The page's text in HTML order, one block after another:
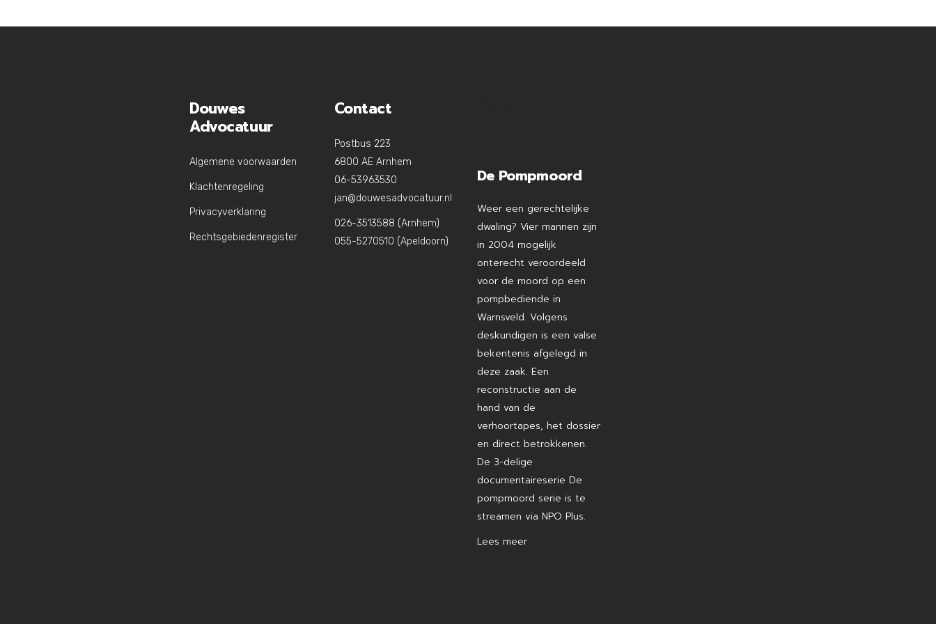
Douwes
Advocatuur
Algemene voorwaarden
Klachtenregeling
Privacyverklaring
Rechtsgebiedenregister
Contact
Postbus 223
6800 AE Arnhem
06-53963530
jan@douwesadvocatuur.nl
026-3513588 (Arnhem)
055-5270510 (Apeldoorn)
De Pompmoord
Weer een gerechtelijke
dwaling? Vier mannen zijn
in 2004 mogelijk
onterecht veroordeeld
voor de moord op een
pompbediende in
Warnsveld. Volgens
deskundigen is een valse
bekentenis afgelegd in
deze zaak. Een
reconstructie aan de
hand van de
verhoortapes, het dossier
en direct betrokkenen.
De 3-delige
documentaireserie De
pompmoord serie is te
streamen via NPO Plus.
Lees meer